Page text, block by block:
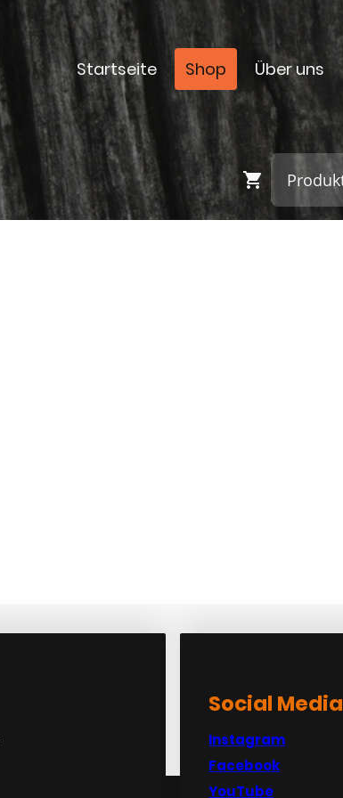
Startseite Shop Über uns
Social Media
Instagram
Facebook
YouTube